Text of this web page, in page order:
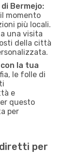
Bermejo:
momento
più locali.
una visita
della città
la tua
le folle di
e
questo
per
diretti per